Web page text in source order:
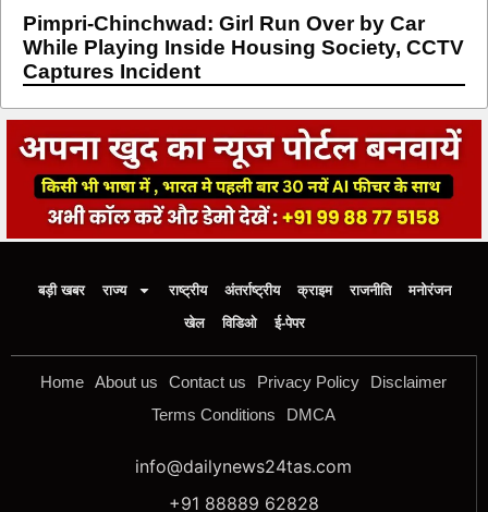
Pimpri-Chinchwad: Girl Run Over by Car
While Playing Inside Housing Society, CCTV
Captures Incident
बड़ी खबर राज्य राष्ट्रीय अंतर्राष्ट्रीय क्राइम राजनीति
मनोरंजन
खेल
विडिओ ई-पेपर
Home About us Contact us Privacy Policy
Disclaimer
Terms Conditions
DMCA
info@dailynews24tas.com
+91 88889 62828